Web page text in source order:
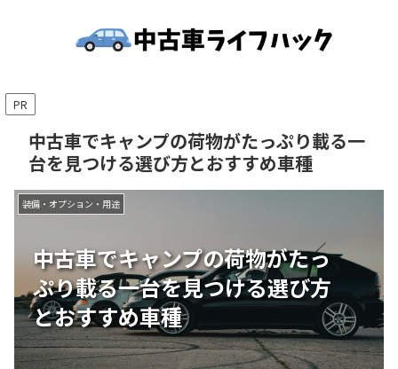
PR
中古車でキャンプの荷物がたっぷり載る一
台を見つける選び方とおすすめ車種
中古車でキャンプの荷物がたっ
ぷり載る一台を見つける選び方
とおすすめ車種
装備・オプション・用途